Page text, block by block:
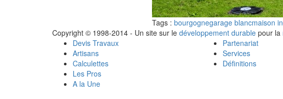
Tags : bourgognegarage blancmaison
Copyright © 1998-2014 - Un site sur le développement durable pour la
Devis Travaux
Artisans
Calculettes
Les Pros
A la Une
Partenariat
Services
Définitions